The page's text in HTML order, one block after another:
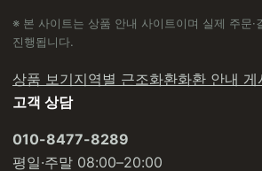
※ 본 사이트는 상품 안내 사이트이며 실제 주문
진행됩니다.
상품 보기지역별 근조화환화환 안내 게
고객 상담
010-8477-8289
평일·주말 08:00–20:00